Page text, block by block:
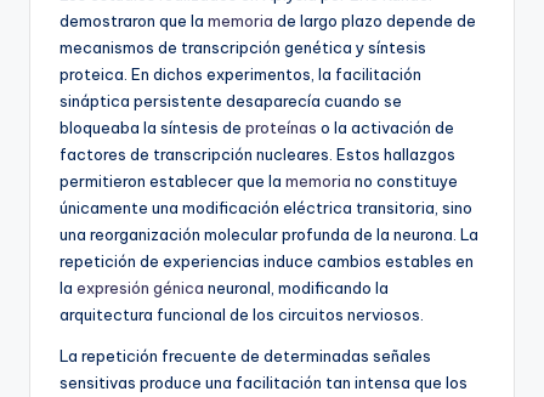
demostraron que la memoria de largo plazo depende de
mecanismos de transcripción genética y síntesis
proteica. En dichos experimentos, la facilitación
sináptica persistente desaparecía cuando se
bloqueaba la síntesis de proteínas o la activación de
factores de transcripción nucleares. Estos hallazgos
permitieron establecer que la memoria no constituye
únicamente una modificación eléctrica transitoria, sino
una reorganización molecular profunda de la neurona. La
repetición de experiencias induce cambios estables en
la expresión génica neuronal, modificando la
arquitectura funcional de los circuitos nerviosos.
La repetición frecuente de determinadas señales
sensitivas produce una facilitación tan intensa que los